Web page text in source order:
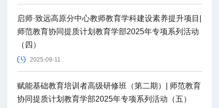
启师·致远高原分中心教师教育学科建设素养提升项目|
师范教育协同提质计划教育学部2025年专项系列活动
（四）
2025-09-11
赋能基础教育培训者高级研修班（第二期）| 师范教育
协同提质计划教育学部2025年专项系列活动（五）